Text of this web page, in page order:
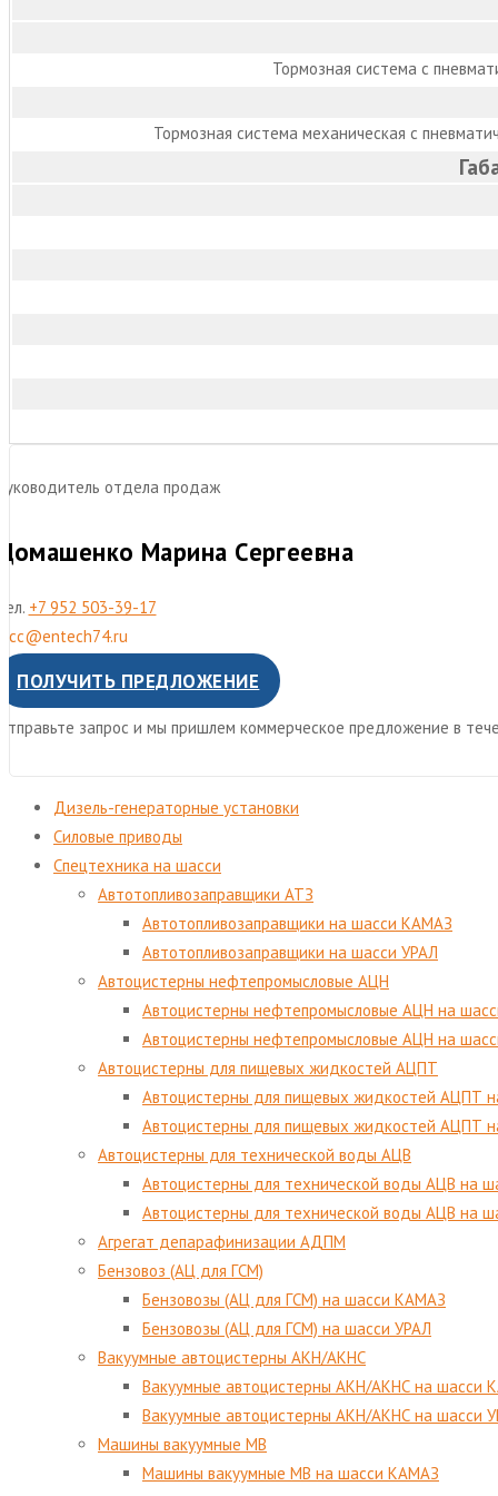
Тормозная система с
Тормозная система механическая с
отдела продаж
Марина Сергеевна
+7 952 503-39-17
ПОЛУЧИТЬ ПРЕДЛОЖЕНИЕ
запрос и мы пришлем коммерческое предложение в
Дизель-генераторные установки
Cиловые приводы
Спецтехника на шасси
Автотопливозаправщики АТЗ
Автотопливозаправщики на шасси КАМАЗ
Автотопливозаправщики на шасси УРАЛ
Автоцистерны нефтепромысловые АЦН
Автоцистерны нефтепромысловые АЦН на
Автоцистерны нефтепромысловые АЦН на
Автоцистерны для пищевых жидкостей АЦПТ
Автоцистерны для пищевых жидкостей АЦПТ
Автоцистерны для пищевых жидкостей АЦПТ
Автоцистерны для технической воды АЦВ
Автоцистерны для технической воды АЦВ на
Автоцистерны для технической воды АЦВ на
Агрегат депарафинизации АДПМ
Бензовоз (АЦ для ГСМ)
Бензовозы (АЦ для ГСМ) на шасси КАМАЗ
Бензовозы (АЦ для ГСМ) на шасси УРАЛ
Вакуумные автоцистерны АКН/АКНС
Вакуумные автоцистерны АКН/АКНС на шасси
Вакуумные автоцистерны АКН/АКНС на шасси
Машины вакуумные МВ
Машины вакуумные МВ на шасси КАМАЗ